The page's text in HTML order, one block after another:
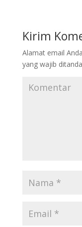
Kirim
Alamat email
yang wajib